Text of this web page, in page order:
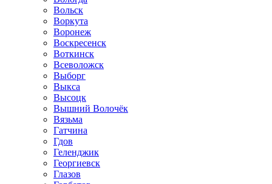
Вольск
Воркута
Воронеж
Воскресенск
Воткинск
Всеволожск
Выборг
Выкса
Высоцк
Вышний Волочёк
Вязьма
Гатчина
Гдов
Геленджик
Георгиевск
Глазов